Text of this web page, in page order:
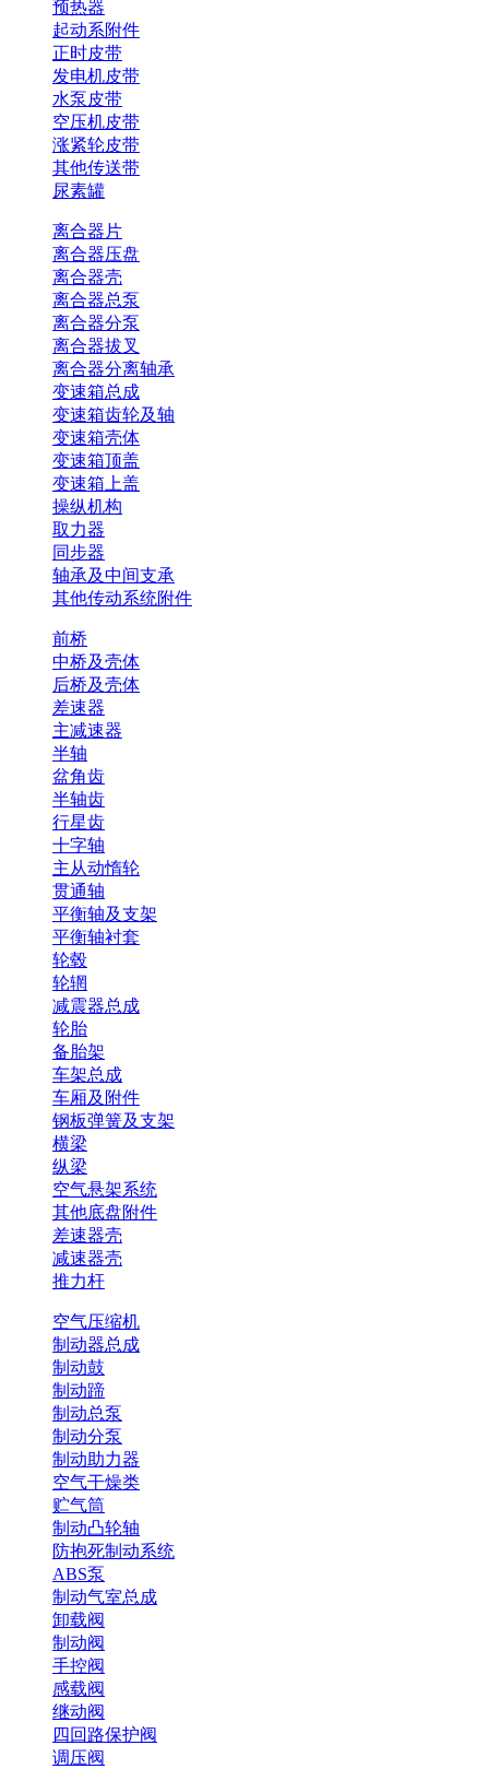
预热器
起动系附件
正时皮带
发电机皮带
水泵皮带
空压机皮带
涨紧轮皮带
其他传送带
尿素罐
离合器片
离合器压盘
离合器壳
离合器总泵
离合器分泵
离合器拔叉
离合器分离轴承
变速箱总成
变速箱齿轮及轴
变速箱壳体
变速箱顶盖
变速箱上盖
操纵机构
取力器
同步器
轴承及中间支承
其他传动系统附件
前桥
中桥及壳体
后桥及壳体
差速器
主减速器
半轴
盆角齿
半轴齿
行星齿
十字轴
主从动惰轮
贯通轴
平衡轴及支架
平衡轴衬套
轮毂
轮辋
减震器总成
轮胎
备胎架
车架总成
车厢及附件
钢板弹簧及支架
横梁
纵梁
空气悬架系统
其他底盘附件
差速器壳
减速器壳
推力杆
空气压缩机
制动器总成
制动鼓
制动蹄
制动总泵
制动分泵
制动助力器
空气干燥类
贮气筒
制动凸轮轴
防抱死制动系统
ABS泵
制动气室总成
卸载阀
制动阀
手控阀
感载阀
继动阀
四回路保护阀
调压阀